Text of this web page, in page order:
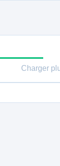
Charger